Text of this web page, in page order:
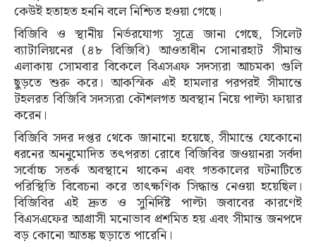
কেউই হতাহত হননি বলে নিশ্চিত হওয়া গেছে।
বিজিবি ও স্থানীয় নির্ভরযোগ্য সূত্রে জানা গেছে, সিলেট
ব্যাটালিয়নের (৪৮ বিজিবি) আওতাধীন সোনারহাট সীমান্ত
এলাকায় সোমবার বিকেলে বিএসএফ সদস্যরা আচমকা গুলি
ছুড়তে শুরু করে। আকস্মিক এই হামলার পরপরই সীমান্তে
টহলরত বিজিবি সদস্যরা কৌশলগত অবস্থান নিয়ে পাল্টা ফায়ার
করেন।
বিজিবি সদর দপ্তর থেকে জানানো হয়েছে, সীমান্তে যেকোনো
ধরনের অননুমোদিত তৎপরতা রোধে বিজিবির জওয়ানরা সর্বদা
সর্বোচ্চ সতর্ক অবস্থানে থাকেন এবং গতকালের ঘটনাটিতে
পরিস্থিতি বিবেচনা করে তাৎক্ষণিক সিদ্ধান্ত নেওয়া হয়েছিল।
বিজিবির এই দ্রুত ও সুনির্দিষ্ট পাল্টা জবাবের কারণেই
বিএসএফের আগ্রাসী মনোভাব প্রশমিত হয় এবং সীমান্ত জনপদে
বড় কোনো আতঙ্ক ছড়াতে পারেনি।